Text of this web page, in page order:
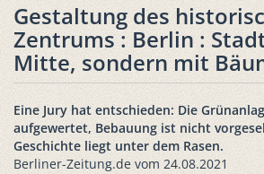
Gestaltung des
Zentrums : Berlin :
Mitte, sondern mit
Eine Jury hat entschieden: Die
aufgewertet, Bebauung ist nicht
Geschichte liegt unter dem Rasen.
Berliner-Zeitung.de vom 24.08.2021